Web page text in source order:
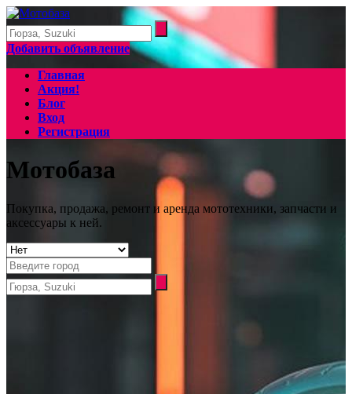
Добавить объявление
Главная
Акция!
Блог
Вход
Регистрация
Мотобаза
Покупка, продажа, ремонт и аренда мототехники, запчасти и
аксессуары к ней.